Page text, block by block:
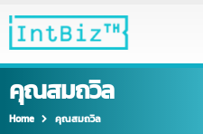
คุณสมถวิล
Home คุณสมถวิล